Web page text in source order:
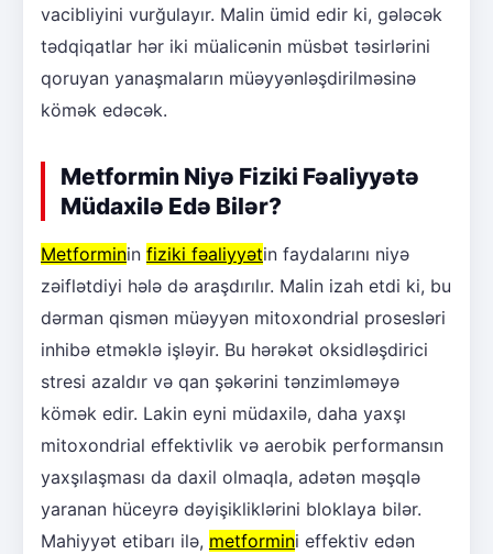
vacibliyini vurğulayır. Malin ümid edir ki, gələcək
tədqiqatlar hər iki müalicənin müsbət təsirlərini
qoruyan yanaşmaların müəyyənləşdirilməsinə
kömək edəcək.
Metformin Niyə Fiziki Fəaliyyətə
Müdaxilə Edə Bilər?
Metforminin fiziki fəaliyyətin faydalarını niyə
zəiflətdiyi hələ də araşdırılır. Malin izah etdi ki, bu
dərman qismən müəyyən mitoxondrial prosesləri
inhibə etməklə işləyir. Bu hərəkət oksidləşdirici
stresi azaldır və qan şəkərini tənzimləməyə
kömək edir. Lakin eyni müdaxilə, daha yaxşı
mitoxondrial effektivlik və aerobik performansın
yaxşılaşması da daxil olmaqla, adətən məşqlə
yaranan hüceyrə dəyişikliklərini bloklaya bilər.
Mahiyyət etibarı ilə, metformini effektiv edən